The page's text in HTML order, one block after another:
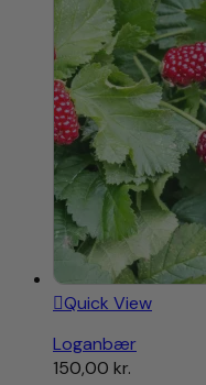
Quick View
Loganbær
150,00 kr.